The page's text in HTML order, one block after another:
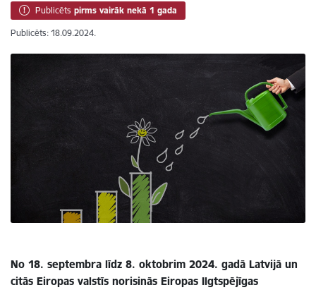
Publicēts pirms vairāk nekā 1 gada
Publicēts: 18.09.2024.
No 18. septembra līdz 8. oktobrim 2024. gadā Latvijā un
citās Eiropas valstīs norisinās Eiropas Ilgtspējīgas